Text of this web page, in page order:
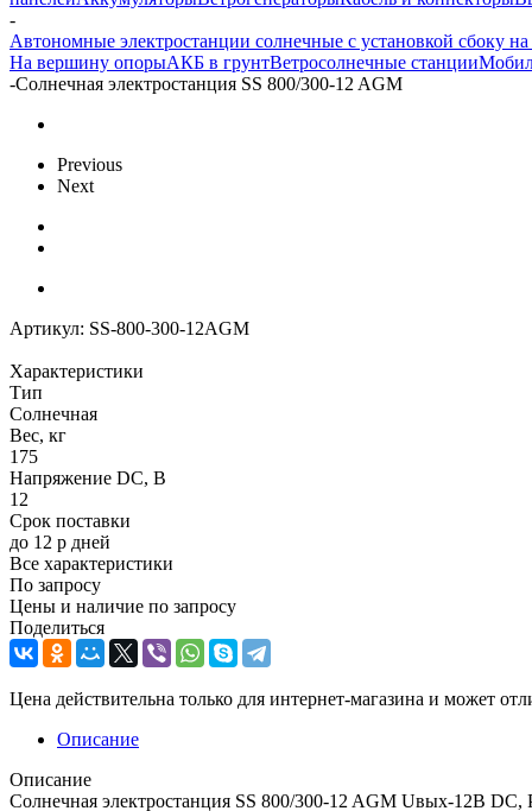
-
Автономные электростанции солнечные с установкой сбоку
На вершину опорыАКБ в грунтВетросолнечные станции
-Солнечная электростанция SS 800/300-12 AGM
Previous
Next
Артикул: SS-800-300-12AGM
Характеристики
Тип
Солнечная
Вес, кг
175
Напряжение DC, В
12
Срок поставки
до 12 р дней
Все характеристики
По запросу
Цены и наличие по запросу
Поделиться
Цена действительна только для интернет-магазина и может
Описание
Описание
Солнечная электростанция SS 800/300-12 AGM Uвых-12В DC,